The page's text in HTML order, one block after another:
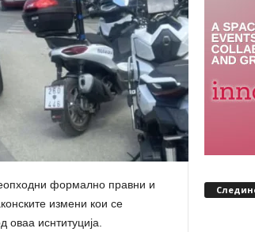
формално правни и
измени кои се
иснтитуција.